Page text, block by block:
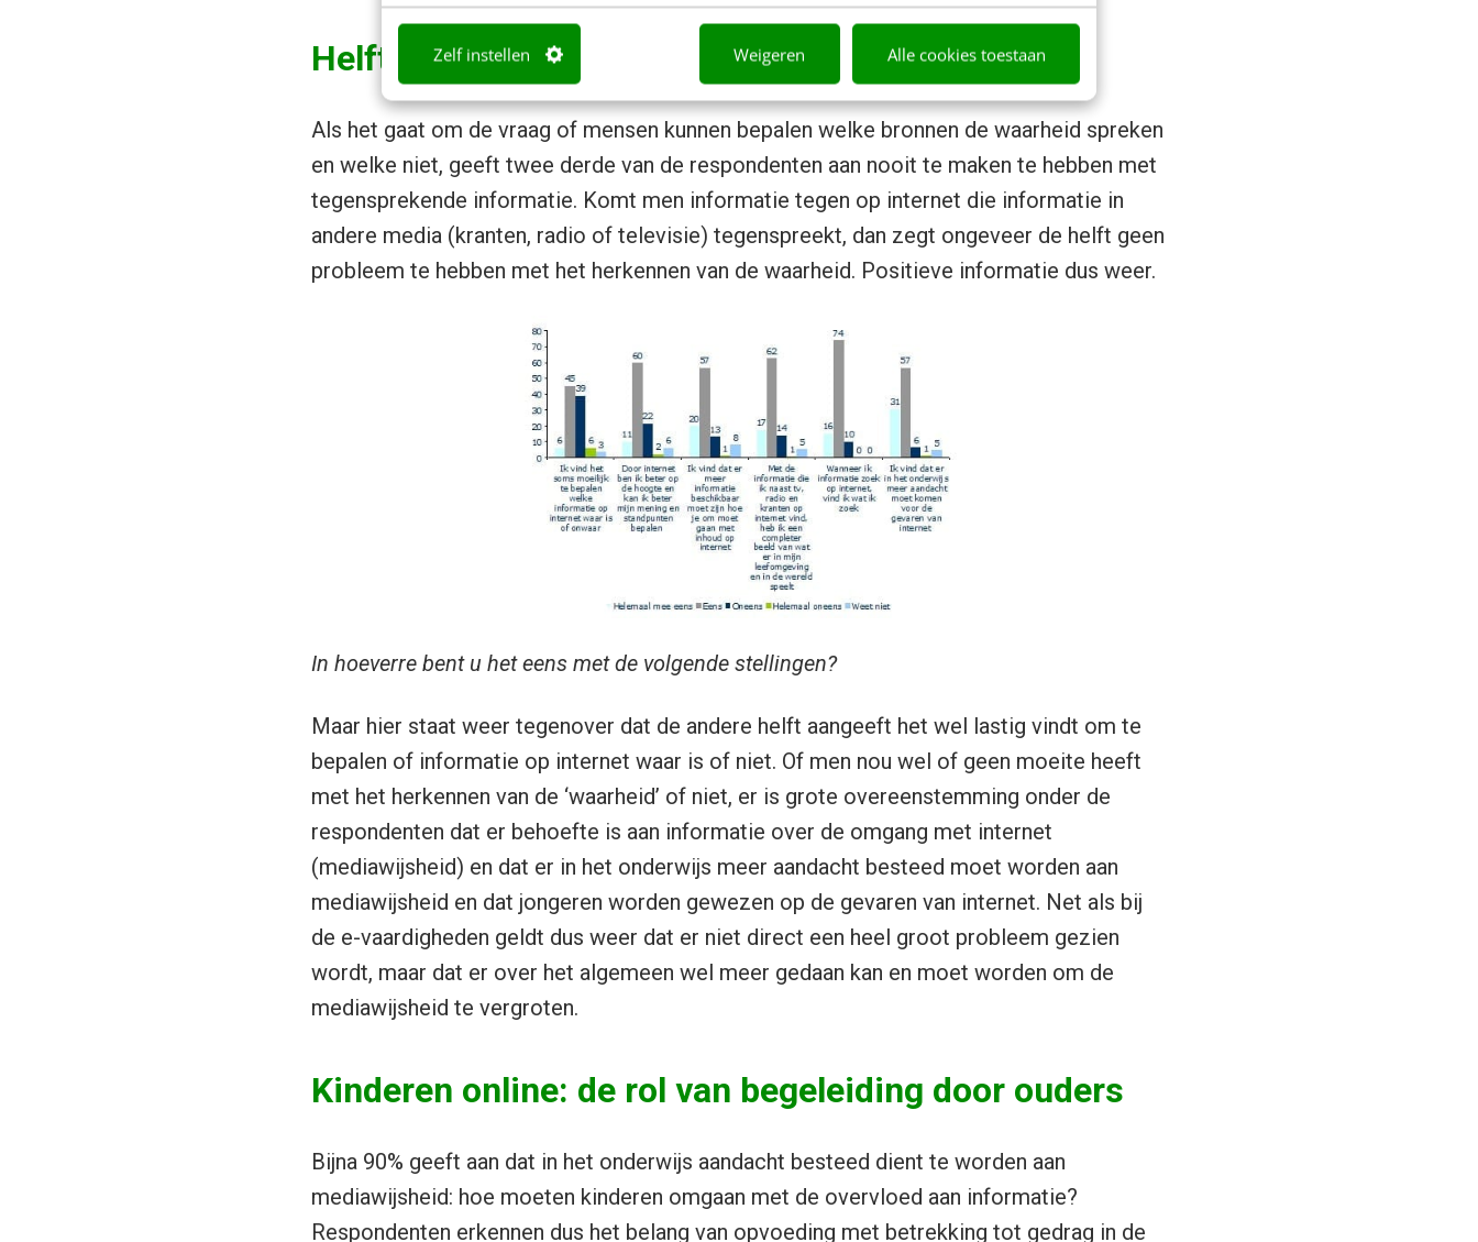
Zelf instellen Weigeren Alle cookies toestaan
Helft weet (niet) wat waar is
Als het gaat om de vraag of mensen kunnen bepalen welke bronnen de waarheid spreken
en welke niet, geeft twee derde van de respondenten aan nooit te maken te hebben met
tegensprekende informatie. Komt men informatie tegen op internet die informatie in
andere media (kranten, radio of televisie) tegenspreekt, dan zegt ongeveer de helft geen
probleem te hebben met het herkennen van de waarheid. Positieve informatie dus weer.
In hoeverre bent u het eens met de volgende stellingen?
Maar hier staat weer tegenover dat de andere helft aangeeft het wel lastig vindt om te
bepalen of informatie op internet waar is of niet. Of men nou wel of geen moeite heeft
met het herkennen van de ‘waarheid’ of niet, er is grote overeenstemming onder de
respondenten dat er behoefte is aan informatie over de omgang met internet
(mediawijsheid) en dat er in het onderwijs meer aandacht besteed moet worden aan
mediawijsheid en dat jongeren worden gewezen op de gevaren van internet. Net als bij
de e-vaardigheden geldt dus weer dat er niet direct een heel groot probleem gezien
wordt, maar dat er over het algemeen wel meer gedaan kan en moet worden om de
mediawijsheid te vergroten.
Kinderen online: de rol van begeleiding door ouders
Bijna 90% geeft aan dat in het onderwijs aandacht besteed dient te worden aan
mediawijsheid: hoe moeten kinderen omgaan met de overvloed aan informatie?
Respondenten erkennen dus het belang van opvoeding met betrekking tot gedrag in de